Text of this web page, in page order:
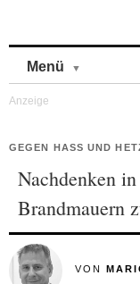
Menü
GEGEN HASS UND
Nachdenken
Brandmauern
VON